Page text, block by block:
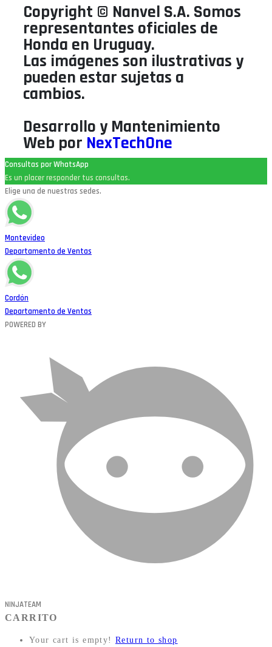
Copyright © Nanvel S.A. Somos
representantes oficiales de
Honda en Uruguay.
Las imágenes son ilustrativas y
pueden estar sujetas a
cambios.
Desarrollo y Mantenimiento
Web por NexTechOne
Consultas por WhatsApp
Es un placer responder tus consultas.
Elige una de nuestras sedes.
Montevideo
Departamento de Ventas
Cordón
Departamento de Ventas
POWERED BY
NINJATEAM
CARRITO
Your cart is empty! Return to shop